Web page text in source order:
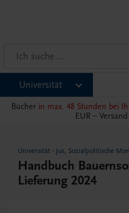
Universität
Bücher in max. 48 Stunden bei
EUR –
Universität - Jus, Sozialpolitische
Handbuch
Lieferung 2024